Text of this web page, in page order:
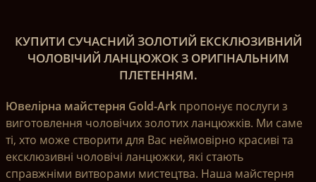
КУПИТИ СУЧАСНИЙ ЗОЛОТИЙ ЕКСКЛЮЗИВНИЙ
ЧОЛОВІЧИЙ ЛАНЦЮЖОК З ОРИГІНАЛЬНИМ
ПЛЕТЕННЯМ.
Ювелірна майстерня Gold-Arkпропонує послуги з
виготовлення чоловічих золотих ланцюжків. Ми саме
ті, хто може створити для Вас неймовірно красиві та
ексклюзивні чоловічі ланцюжки, які стають
справжніми витворами мистецтва. Наша майстерня